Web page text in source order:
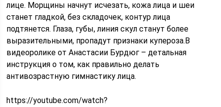
лице. Морщины начнут исчезать, кожа лица и шеи
станет гладкой, без складочек, контур лица
подтянется. Глаза, губы, линия скул станут более
выразительными, пропадут признаки купероза.В
видеоролике от Анастасии Бурдюг – детальная
инструкция о том, как правильно делать
антивозрастную гимнастику лица.
https://youtube.com/watch?